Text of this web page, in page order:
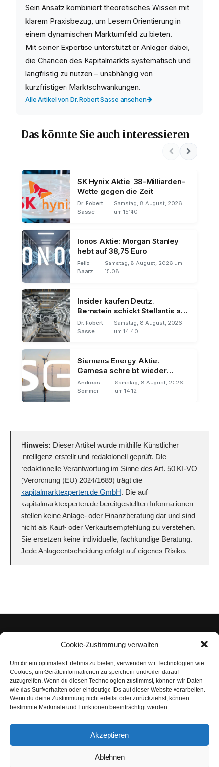
Cookie-Zustimmung verwalten
Um dir ein optimales Erlebnis zu bieten, verwenden wir Technologien wie
Cookies, um Geräteinformationen zu speichern und/oder darauf
zuzugreifen. Wenn du diesen Technologien zustimmst, können wir Daten
wie das Surfverhalten oder eindeutige IDs auf dieser Website verarbeiten.
Wenn du deine Zustimmung nicht erteilst oder zurückziehst, können
bestimmte Merkmale und Funktionen beeinträchtigt werden.
Akzeptieren
Ablehnen
Sein Ansatz kombiniert theoretisches Wissen mit
klarem Praxisbezug, um Lesern Orientierung in
einem dynamischen Marktumfeld zu bieten.
Mit seiner Expertise unterstützt er Anleger dabei,
die Chancen des Kapitalmarkts systematisch und
langfristig zu nutzen – unabhängig von
kurzfristigen Marktschwankungen.
Alle Artikel von Dr. Robert Sasse ansehen
Das könnte Sie auch interessieren
SK Hynix Aktie: 38-Milliarden-
Wette gegen die Zeit
Dr. Robert
Sasse
Samstag, 8 August, 2026
um 15:40
Ionos Aktie: Morgan Stanley
hebt auf 38,75 Euro
Felix
Baarz
Samstag, 8 August, 2026 um
15:08
Insider kaufen Deutz,
Bernstein schickt Stellantis auf
Talfahrt
Dr. Robert
Sasse
Samstag, 8 August, 2026
um 14:40
Siemens Energy Aktie:
Gamesa schreibt wieder
schwarze Zahlen
Andreas
Sommer
Samstag, 8 August, 2026
um 14:12
Hinweis: Dieser Artikel wurde mithilfe Künstlicher
Intelligenz erstellt und redaktionell geprüft. Die
redaktionelle Verantwortung im Sinne des Art. 50 KI-VO
(Verordnung (EU) 2024/1689) trägt die
kapitalmarktexperten.de GmbH. Die auf
kapitalmarktexperten.de bereitgestellten Informationen
stellen keine Anlage- oder Finanzberatung dar und sind
nicht als Kauf- oder Verkaufsempfehlung zu verstehen.
Sie ersetzen keine individuelle, fachkundige Beratung.
Jede Anlageentscheidung erfolgt auf eigenes Risiko.
Impressum
Datenschutzerklärung
Nutzungsbedingungen | Haftungsausschluss
AGB